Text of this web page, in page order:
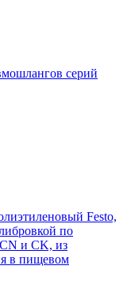
серий
Festo,
по
и CK, из
в пищевом